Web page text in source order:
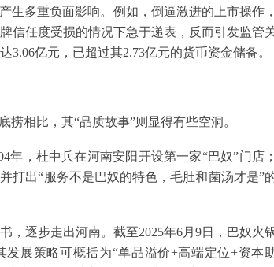
生多重负面影响。例如，倒逼激进的上市操作，
信任度受损的情况下急于递表，反而引发监管
亿元，已超过其2.73亿元的货币资金储备。
相比，其“品质故事”则显得有些空洞。
年，杜中兵在河南安阳开设第一家“巴奴”门店；
打出“服务不是巴奴的特色，毛肚和菌汤才是”
，逐步走出河南。截至2025年6月9日，巴奴火
展策略可概括为“单品溢价+高端定位+资本